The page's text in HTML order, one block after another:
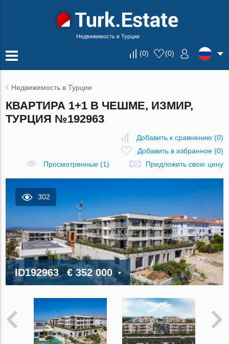
Недвижимость в Турции
(0) (0)
Недвижимость в Турции
КВАРТИРА 1+1 В ЧЕШМЕ, ИЗМИР,
ТУРЦИЯ №192963
Добавить к сравнению (0)
Добавить в избранное(0)
Просмотренные (1)
Предложить свою цену
302
ID192963 € 352 000